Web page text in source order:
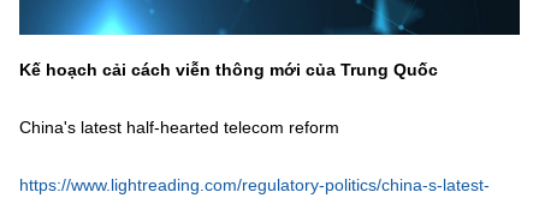
Chọn ngôn ngữ
Vietnamese English
BỘ KHOA HỌC VÀ CÔNG NGHỆ
Kế hoạch cải cách viễn thông mới của Trung Quốc
China's latest half-hearted telecom reform
https://www.lightreading.com/regulatory-politics/china-s-latest-